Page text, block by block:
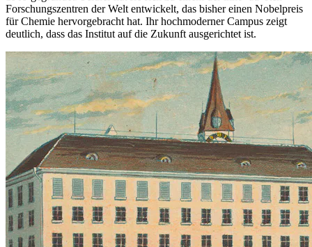
Forschungszentren der Welt entwickelt, das bisher einen Nobelpreis
für Chemie hervorgebracht hat. Ihr hochmoderner Campus zeigt
deutlich, dass das Institut auf die Zukunft ausgerichtet ist.